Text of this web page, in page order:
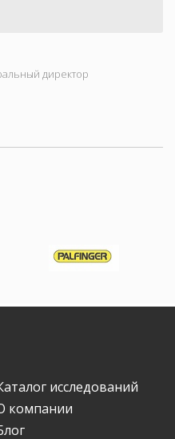
директор
исследований
компании